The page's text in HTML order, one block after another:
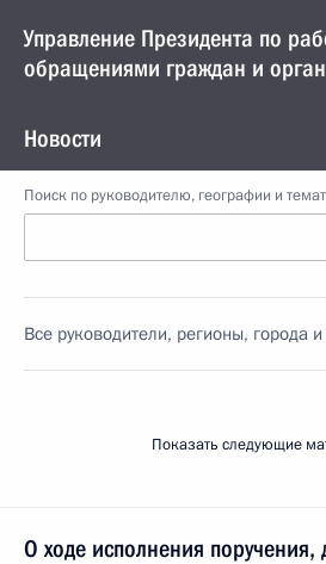
Управление Президента по
обращениями граждан и
Новости
Поиск по руководителю, географии и
Все руководители, регионы, города
Показать следующие
О ходе исполнения поручения,